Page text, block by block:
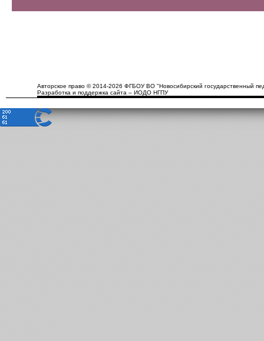
Авторское право © 2014-2026 ФГБОУ ВО "Новосибирский государственный
Разработка и поддержка сайта – ИОДО НГПУ